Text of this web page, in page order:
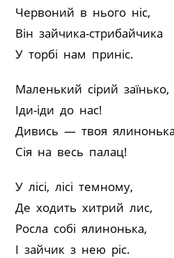
Червоний в нього ніс,
Він зайчика-стрибайчика
У торбі нам приніс.
Маленький сірий заїнько,
Іди-іди до нас!
Дивись — твоя ялинонька
Сія на весь палац!
У лісі, лісі темному,
Де ходить хитрий лис,
Росла собі ялинонька,
І зайчик з нею ріс.